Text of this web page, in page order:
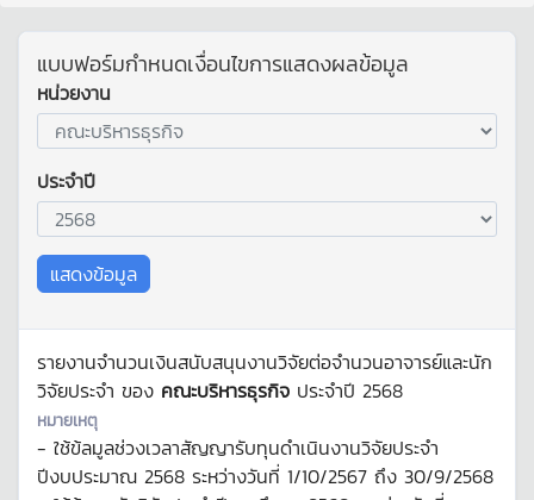
แบบฟอร์มกำหนดเงื่อนไขการแสดงผลข้อมูล
หน่วยงาน
ประจำปี
แสดงข้อมูล
รายงานจำนวนเงินสนับสนุนงานวิจัยต่อจำนวนอาจารย์และนัก
วิจัยประจำ ของ คณะบริหารธุรกิจ ประจำปี 2568
หมายเหตุ
- ใช้ข้ลมูลช่วงเวลาสัญญารับทุนดำเนินงานวิจัยประจำ
ปีงบประมาณ 2568 ระหว่างวันที่ 1/10/2567 ถึง 30/9/2568